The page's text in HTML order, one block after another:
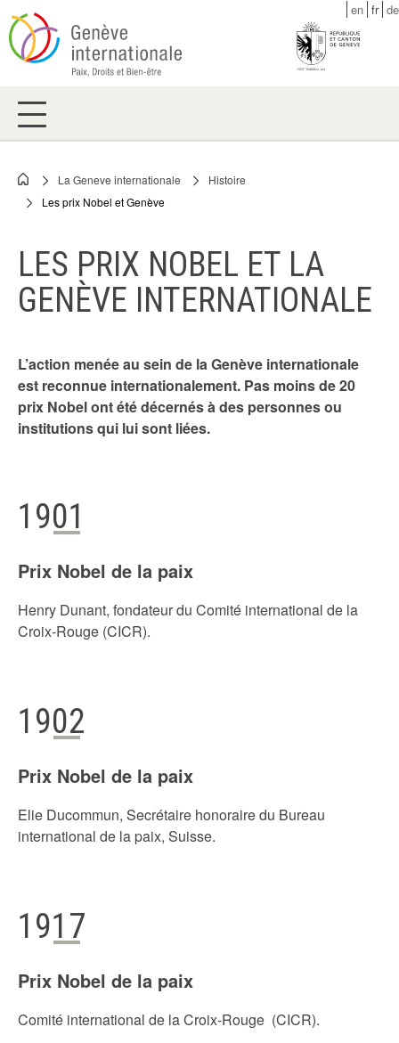
Skip
to
main
en fr de
Breadcrumb
La Geneve internationale
Histoire
Les prix Nobel et Genève
LES PRIX NOBEL ET LA
GENÈVE INTERNATIONALE
L’action menée au sein de la Genève internationale
est reconnue internationalement. Pas moins de 20
prix Nobel ont été décernés à des personnes ou
institutions qui lui sont liées.
1901
Prix Nobel de la paix
Henry Dunant, fondateur du Comité international de la
Croix-Rouge (CICR).
1902
Prix Nobel de la paix
Elie Ducommun, Secrétaire honoraire du Bureau
international de la paix, Suisse.
1917
Prix Nobel de la paix
Comité international de la Croix-Rouge (CICR).